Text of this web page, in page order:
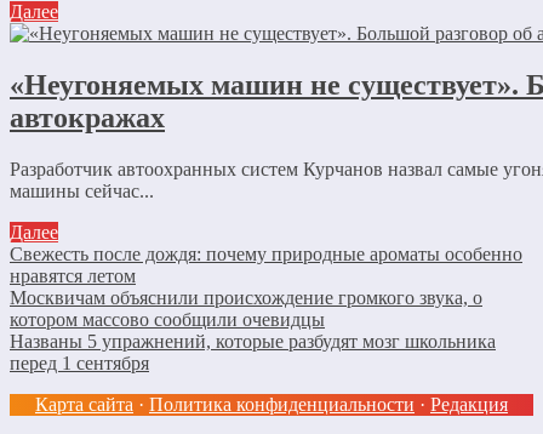
Далее
«Неугоняемых машин не существует».
автокражах
Разработчик автоохранных систем Курчанов назвал самые
машины сейчас...
Далее
Свежесть после дождя: почему природные ароматы особенно
нравятся летом
Москвичам объяснили происхождение громкого звука, о
котором массово сообщили очевидцы
Названы 5 упражнений, которые разбудят мозг школьника
перед 1 сентября
Карта сайта · Политика конфиденциальности · Редакция